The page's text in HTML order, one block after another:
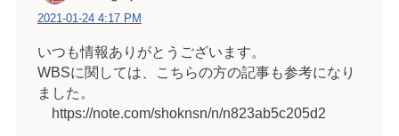
2021-01-24 4:17 PM
いつも情報ありがとうございます。
WBSに関しては、こちらの方の記事も参考になり
ました。
https://note.com/shoknsn/n/n823ab5c205d2